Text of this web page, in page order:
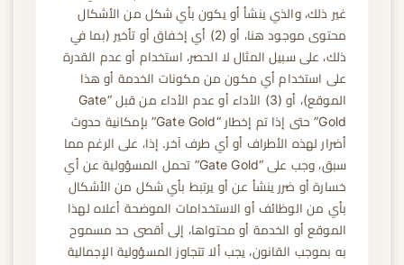
غير ذلك، والذي ينشأ أو يكون بأي شكل من الأشكال
محتوى موجود هنا، أو (2) أي إخفاق أو تأخير (بما في
ذلك، على سبيل المثال لا الحصر، استخدام أو عدم القدرة
على استخدام أي مكون من مكونات الخدمة أو هذا
الموقع)، أو (3) الأداء أو عدم الأداء من قبل “Gate
Gold” حتى إذا تم إخطار “Gate Gold” بإمكانية حدوث
أضرار لهذه الأطراف أو أي طرف آخر. إذا، على الرغم مما
سبق، وجب على “Gate Gold” تحمل المسؤولية عن أي
خسارة أو ضرر ينشأ عن أو يرتبط بأي شكل من الأشكال
بأي من الوظائف أو الاستخدامات الموضحة أعلاه لهذا
الموقع أو الخدمة أو محتواها، إلى أقصى حد مسموح
به بموجب القانون، يجب ألا تتجاوز المسؤولية الإجمالية